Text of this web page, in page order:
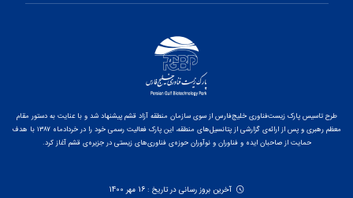
طرح تاسیس پارک زیست‌فناوری خلیج‌فارس از سوی سازمان منطقه آزاد قشم پیشنهاد شد و با عنایت به دستور مقام
معظم رهبری و پس از ارائه‌ی گزارشی از پتانسیل‌های منطقه، این پارک فعالیت رسمی خود را در خردادماه ۱۳۸۷ با هدف
حمایت از صاحبان ایده و فناوران و نوآوران حوزه‌ی فناوری‌های زیستی در جزیره‌ی قشم آغاز کرد.
آخرین بروز رسانی در تاریخ : 16 مهر 1400